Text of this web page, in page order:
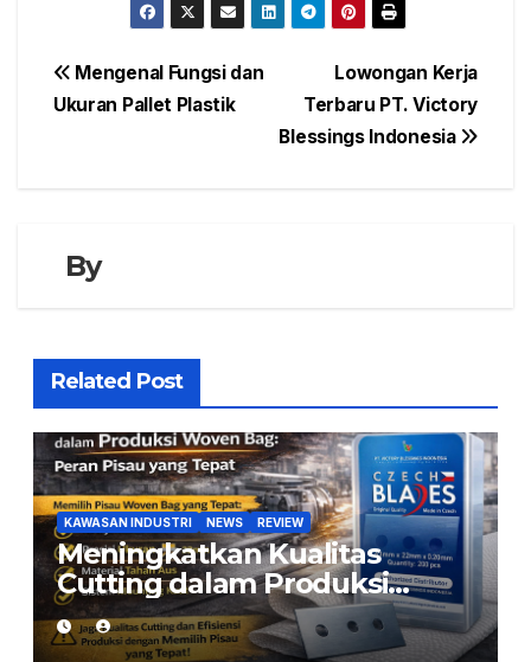
Navigasi
Lowongan Kerja
Terbaru PT. Victory
Blessings Indonesia
Mengenal Fungsi dan
Ukuran Pallet Plastik
By
Related Post
KAWASAN INDUSTRI NEWS REVIEW
Meningkatkan Kualitas
Cutting dalam Produksi
Woven Bag: Peran Pisau yang
Tepat